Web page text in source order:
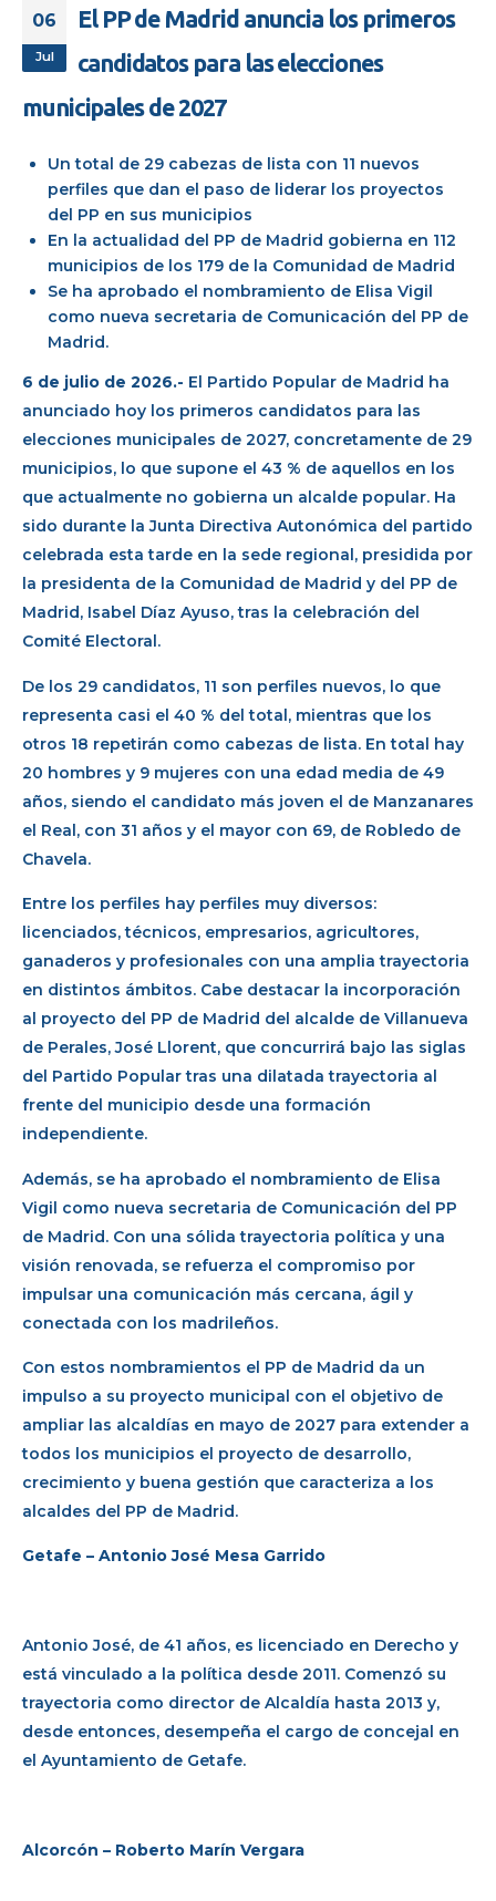
06
Jul
El PP de Madrid anuncia los primeros
candidatos para las elecciones
municipales de 2027
Un total de 29 cabezas de lista con 11 nuevos
perfiles que dan el paso de liderar los proyectos
del PP en sus municipios
En la actualidad del PP de Madrid gobierna en 112
municipios de los 179 de la Comunidad de Madrid
Se ha aprobado el nombramiento de Elisa Vigil
como nueva secretaria de Comunicación del PP de
Madrid.
6 de julio de 2026.- El Partido Popular de Madrid ha
anunciado hoy los primeros candidatos para las
elecciones municipales de 2027, concretamente de 29
municipios, lo que supone el 43 % de aquellos en los
que actualmente no gobierna un alcalde popular. Ha
sido durante la Junta Directiva Autonómica del partido
celebrada esta tarde en la sede regional, presidida por
la presidenta de la Comunidad de Madrid y del PP de
Madrid, Isabel Díaz Ayuso, tras la celebración del
Comité Electoral.
De los 29 candidatos, 11 son perfiles nuevos, lo que
representa casi el 40 % del total, mientras que los
otros 18 repetirán como cabezas de lista. En total hay
20 hombres y 9 mujeres con una edad media de 49
años, siendo el candidato más joven el de Manzanares
el Real, con 31 años y el mayor con 69, de Robledo de
Chavela.
Entre los perfiles hay perfiles muy diversos:
licenciados, técnicos, empresarios, agricultores,
ganaderos y profesionales con una amplia trayectoria
en distintos ámbitos. Cabe destacar la incorporación
al proyecto del PP de Madrid del alcalde de Villanueva
de Perales, José Llorent, que concurrirá bajo las siglas
del Partido Popular tras una dilatada trayectoria al
frente del municipio desde una formación
independiente.
Además, se ha aprobado el nombramiento de Elisa
Vigil como nueva secretaria de Comunicación del PP
de Madrid. Con una sólida trayectoria política y una
visión renovada, se refuerza el compromiso por
impulsar una comunicación más cercana, ágil y
conectada con los madrileños.
Con estos nombramientos el PP de Madrid da un
impulso a su proyecto municipal con el objetivo de
ampliar las alcaldías en mayo de 2027 para extender a
todos los municipios el proyecto de desarrollo,
crecimiento y buena gestión que caracteriza a los
alcaldes del PP de Madrid.
Getafe – Antonio José Mesa Garrido
Antonio José, de 41 años, es licenciado en Derecho y
está vinculado a la política desde 2011. Comenzó su
trayectoria como director de Alcaldía hasta 2013 y,
desde entonces, desempeña el cargo de concejal en
el Ayuntamiento de Getafe.
Alcorcón – Roberto Marín Vergara